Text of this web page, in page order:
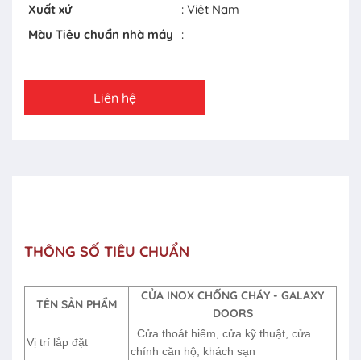
Xuất xứ
: Việt Nam
Màu Tiêu chuẩn nhà máy
:
Liên hệ
THÔNG SỐ TIÊU CHUẨN
TÊN SẢN PHẨM
CỬA INOX CHỐNG CHÁY - GALAXY
DOORS
Vị trí lắp đặt
Cửa thoát hiểm, cửa kỹ thuật, cửa
chính căn hộ, khách sạn